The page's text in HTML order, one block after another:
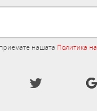
нашата Политика